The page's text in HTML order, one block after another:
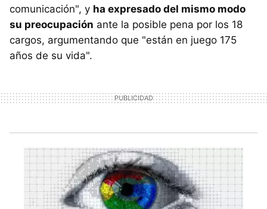
comunicación", y ha expresado del mismo modo
su preocupación ante la posible pena por los 18
cargos, argumentando que "están en juego 175
años de su vida".